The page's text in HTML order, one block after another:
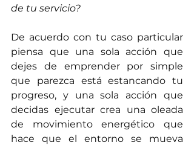
de tu servicio?
De acuerdo con tu caso particular
piensa que una sola acción que
dejes de emprender por simple
que parezca está estancando tu
progreso, y una sola acción que
decidas ejecutar crea una oleada
de movimiento energético que
hace que el entorno se mueva